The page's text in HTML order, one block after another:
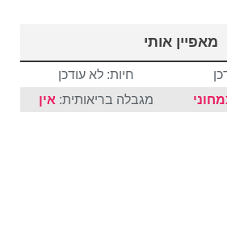
מאפיין אותי
חיות: לא עודכן
מגבלה בריאותית: אין